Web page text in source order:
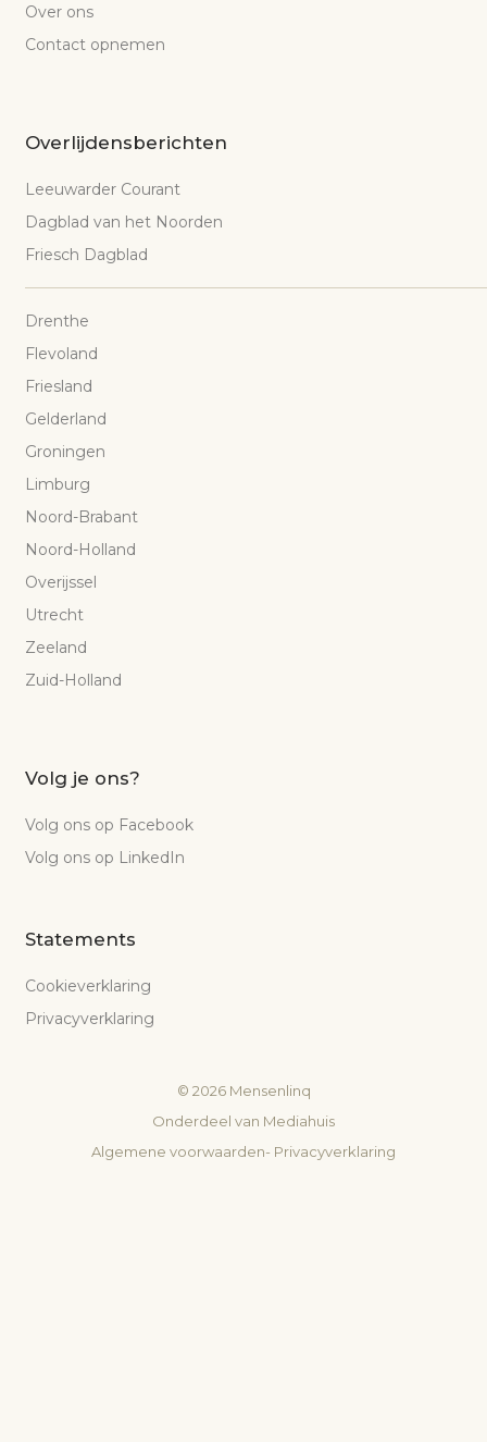
Over ons
Contact opnemen
Overlijdensberichten
Leeuwarder Courant
Dagblad van het Noorden
Friesch Dagblad
Drenthe
Flevoland
Friesland
Gelderland
Groningen
Limburg
Noord-Brabant
Noord-Holland
Overijssel
Utrecht
Zeeland
Zuid-Holland
Volg je ons?
Volg ons op Facebook
Volg ons op LinkedIn
Statements
Cookieverklaring
Privacyverklaring
© 2026Mensenlinq
Onderdeel van Mediahuis
Algemene voorwaarden- Privacyverklaring